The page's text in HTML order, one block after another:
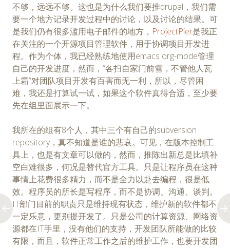
不够，远远不够。这也是为什么我们要推drupal，我们需
要一个地方记录开发过程中的讨论，以及讨论的结果。可
是我们仍有很多滥用电子邮件的地方， ProjectPier是我正
在关注的一个开源项目管理软件，用于协调项目开发进
程。作为个体，我已经熟练地使用emacs org-mode管理
自己的开发进度，然而，“各扫自家门前雪，不管他人瓦
上霜”对团队项目开发有百害而无一利，所以，尽管困
难，我还是打算试一试，如果这个软件真得合适，至少要
先在组里面展示一下。
我所在的组有8个人，其中三个有自己的subversion
repository，真不知道是谁的悲哀。可见，在版本控制工
具上，也是有文章可以做的，然而，推陈出新总是比填补
空白难很多，何况是替代官方工具。只是让程序员在这种
事情上花费很多精力，而不是全力以赴去编程，很是低
效。程序员的所长是写程序，而不是协调、沟通、谈判。
IT部门目前的职责只是维持现有状态，维护新的软件都不
一定乐意，更别提开发了。只是公司的计算资源、网络资
源都在IT手里，没有他们的支持，开发团队所能做的比较
有限，而且，软件正常工作之后的维护工作，也要开发团